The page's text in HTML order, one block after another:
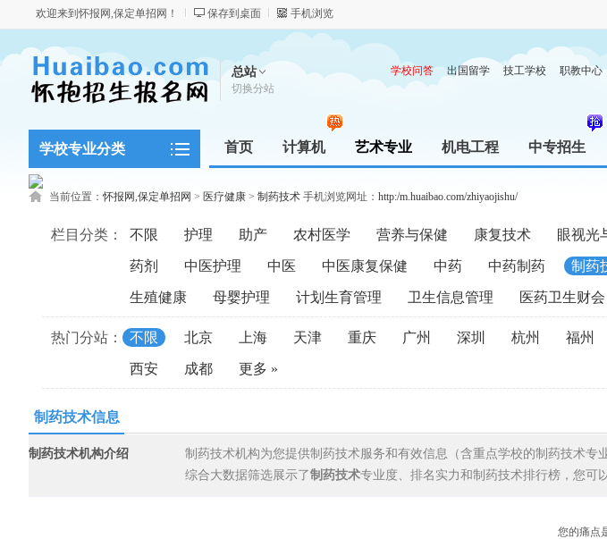
欢迎来到怀报网,保定单招网！ 保存到桌面 手机浏览
总站
切换分站
学校问答 出国留学 技工学校 职教中心
学校专业分类 首页 计算机 艺术专业 机电工程 中专招生
当前位置：怀报网,保定单招网 > 医疗健康 > 制药技术 手机浏览网址： http:/m.huaibao.com/zhiyaojishu/
栏目分类： 不限 护理 助产 农村医学 营养与保健 康复技术 眼视光
药剂 中医护理 中医 中医康复保健 中药 中药制药 制药
生殖健康 母婴护理 计划生育管理 卫生信息管理 医药卫生财会
热门分站： 不限 北京 上海 天津 重庆 广州 深圳 杭州 福州
西安 成都 更多 »
制药技术信息
制药技术机构介绍
制药技术机构为您提供制药技术服务和有效信息（含重点学校的制药技术
综合大数据筛选展示了制药技术专业度、排名实力和制药技术排行榜，您可
您的痛点